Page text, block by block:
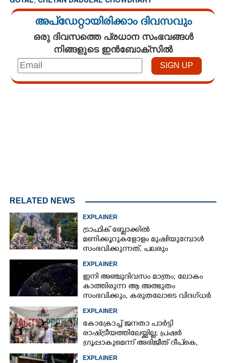
അപ്ഡേറ്റായിരിക്കാം ദിവസവും
ഒരു ദിവസത്തെ പ്രധാന സംഭവങ്ങൾ
നിങ്ങളുടെ ഇൻബോക്സിൽ
RELATED NEWS
EXPLAINER
ട്രാഫിക് ബ്ലോക്കിൽ
മണിക്കൂറുകളോളം മുഷിയുമ്പോൾ
സംഭവിക്കുന്നത്, പലരും
ഇതാണ്
EXPLAINER
ഇനി അഞ്ചുദിവസം മാത്രം; ലോകം
കാത്തിരുന്ന ആ അത്ഭുതം
സംഭവിക്കും, കരുതലോടെ വിദഗ്ധർ
EXPLAINER
കോക്രോച്ച് ജനതാ പാർട്ടി
രാഷ്ട്രീയത്തിലേയ്ക്കില്ല; പ്രഷർ
ഗ്രൂപ്പാകുമെന്ന് അഭിജീത് ദീപ്‌കെ,
EXPLAINER
×
Share this link